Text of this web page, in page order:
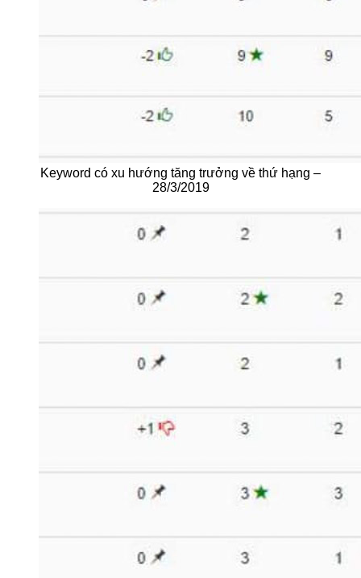
Keyword có xu hướng tăng trưởng về thứ hạng –
28/3/2019